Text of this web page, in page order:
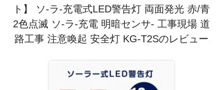
ト】 ソ-ラ-充電式LED警告灯 両面発光 赤/青
2色点滅 ソ-ラ-充電 明暗センサ- 工事現場 道
路工事 注意喚起 安全灯 KG-T2Sのレビュー